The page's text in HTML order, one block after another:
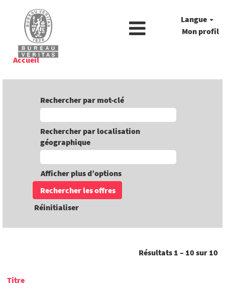
Langue
Mon profil
Accueil
Rechercher par mot-clé
Rechercher par localisation
géographique
Afficher plus d’options
Réinitialiser
Résultats 1 – 10 sur 10
Titre